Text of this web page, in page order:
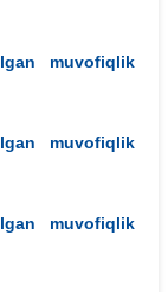
muvofiqlik
muvofiqlik
muvofiqlik